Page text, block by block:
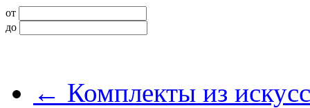
от
до
← Комплекты из